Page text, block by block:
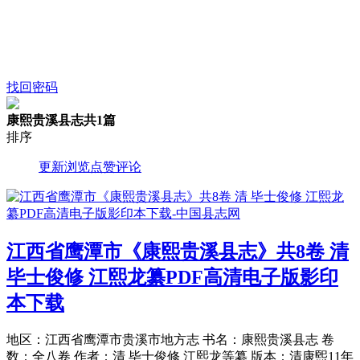
找回密码
康熙贵溪县志共1篇
排序
更新浏览点赞评论
江西省鹰潭市《康熙贵溪县志》共8卷 清
毕士俊修 江熙龙纂PDF高清电子版影印
本下载
地区：江西省鹰潭市贵溪市地方志 书名：康熙贵溪县志 卷
数：全八卷 作者：清 毕士俊修 江熙龙等纂 版本：清康煕11年